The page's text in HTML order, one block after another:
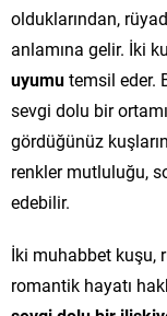
olduklarından,
anlamına gelir. İki
uyumutemsil eder.
sevgi dolu bir
gördüğünüz
renkler mutluluğu,
edebilir.
İki muhabbet kuşu,
romantik hayatı